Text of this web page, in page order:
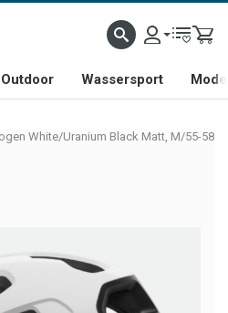
Wassersport
White/Uranium Black Matt, M/55-58